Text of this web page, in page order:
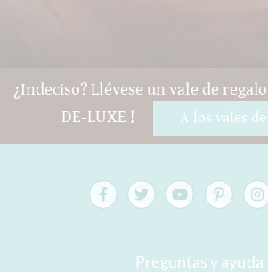
¿Indeciso? Llévese un vale de regalo
DE-LUXE !
A los vales
Preguntas y ayuda